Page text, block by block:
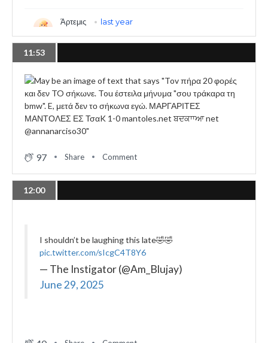
11:53
97 Share Comment
12:00
I shouldn’t be laughing this late🤣🤣
pic.twitter.com/sIcgC4T8Y6
— The Instigator (@Am_Blujay)
June 29, 2025